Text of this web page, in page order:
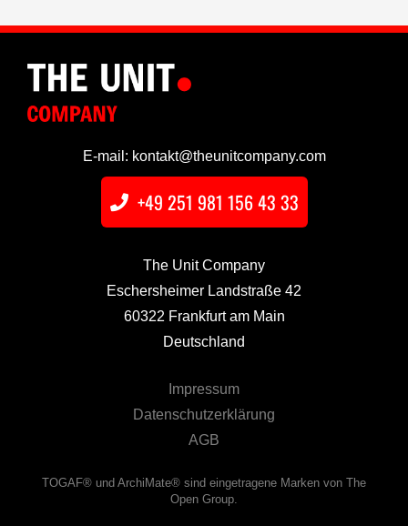
E-mail: kontakt@theunitcompany.com
+49 251 981 156 43 33
The Unit Company
Eschersheimer Landstraße 42
60322 Frankfurt am Main
Deutschland
Impressum
Datenschutzerklärung
AGB
TOGAF® und ArchiMate® sind eingetragene Marken von The
Open Group.